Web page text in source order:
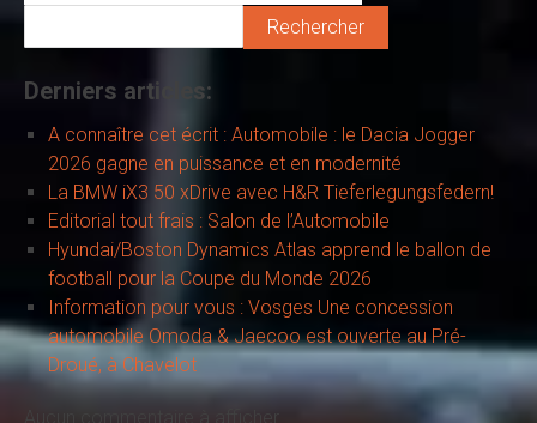
Rechercher
Derniers articles:
A connaître cet écrit : Automobile : le Dacia Jogger
2026 gagne en puissance et en modernité
La BMW iX3 50 xDrive avec H&R Tieferlegungsfedern!
Editorial tout frais : Salon de l’Automobile
Hyundai/Boston Dynamics Atlas apprend le ballon de
football pour la Coupe du Monde 2026
Information pour vous : Vosges Une concession
automobile Omoda & Jaecoo est ouverte au Pré-
Droué, à Chavelot